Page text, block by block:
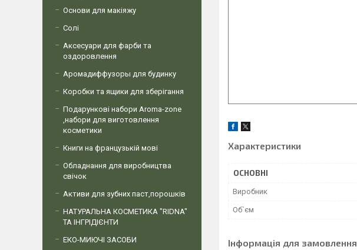
Характеристики
ОСНОВНІ
Виробник
Об`єм
Інформація для замовлення
Основи для макіяжу
Солі
Аксесуари для фарби та
оздоровлення
Аромадиффузоры для будинку
Коробки та ящики для зберігання
Подарункові набори Aroma-zone
,набори для виготовлення
косметики
Книги на французькій мові
Обладнання для виробництва
свічок
Активи для зубних паст,порошків
НАТУРАЛЬНА КОСМЕТИКА "RIDNA"
ТА ІНГРІДІЄНТИ
ЕКО-МИЮЧІ ЗАСОБИ